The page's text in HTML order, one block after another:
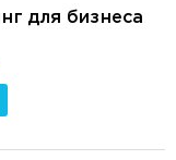
для бизнеса